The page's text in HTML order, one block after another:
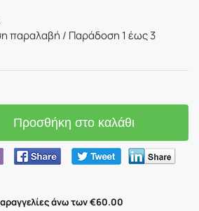
παραλαβή / Παράδoση 1 έως 3
Προσθήκη στο καλάθι
άνω των €60.00